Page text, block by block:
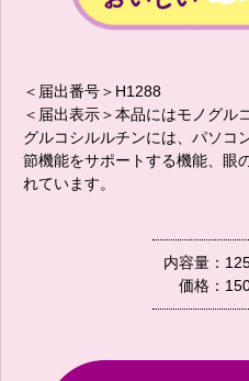
＜届出番号＞H1288
＜届出表示＞本品にはモノグル
グルコシルルチンには、パソコ
節機能をサポートする機能、眼
れています。
内容量：
価格：